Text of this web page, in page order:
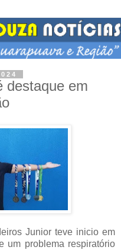
destaque em
Junior teve inicio em
problema respiratório